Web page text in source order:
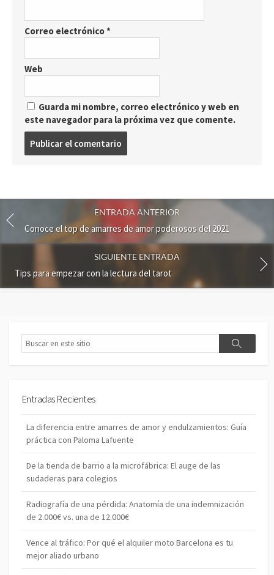
Correo electrónico*
Web
Guarda mi nombre, correo electrónico y web en
este navegador para la próxima vez que comente.
c
a
r
u
n
o
m
r
ENTRADA ANTERIOR
Conoce el top de amarres de amor poderosos del 2021
SIGUIENTE ENTRADA
Tips para empezar con la lectura del tarot
B
u
r
B
Entradas Recientes
La diferencia entre amarres de amor y endulzamientos: Guía
práctica con Paloma Lafuente
De la tienda de barrio a la microfábrica: El auge de las
sudaderas para colegios
Radiografía de una pérdida: Anatomía de una indemnización
de 2.000€ vs. una de 12.000€
Vence al tráfico: Por qué el alquiler moto Barcelona es tu
mejor aliado urbano